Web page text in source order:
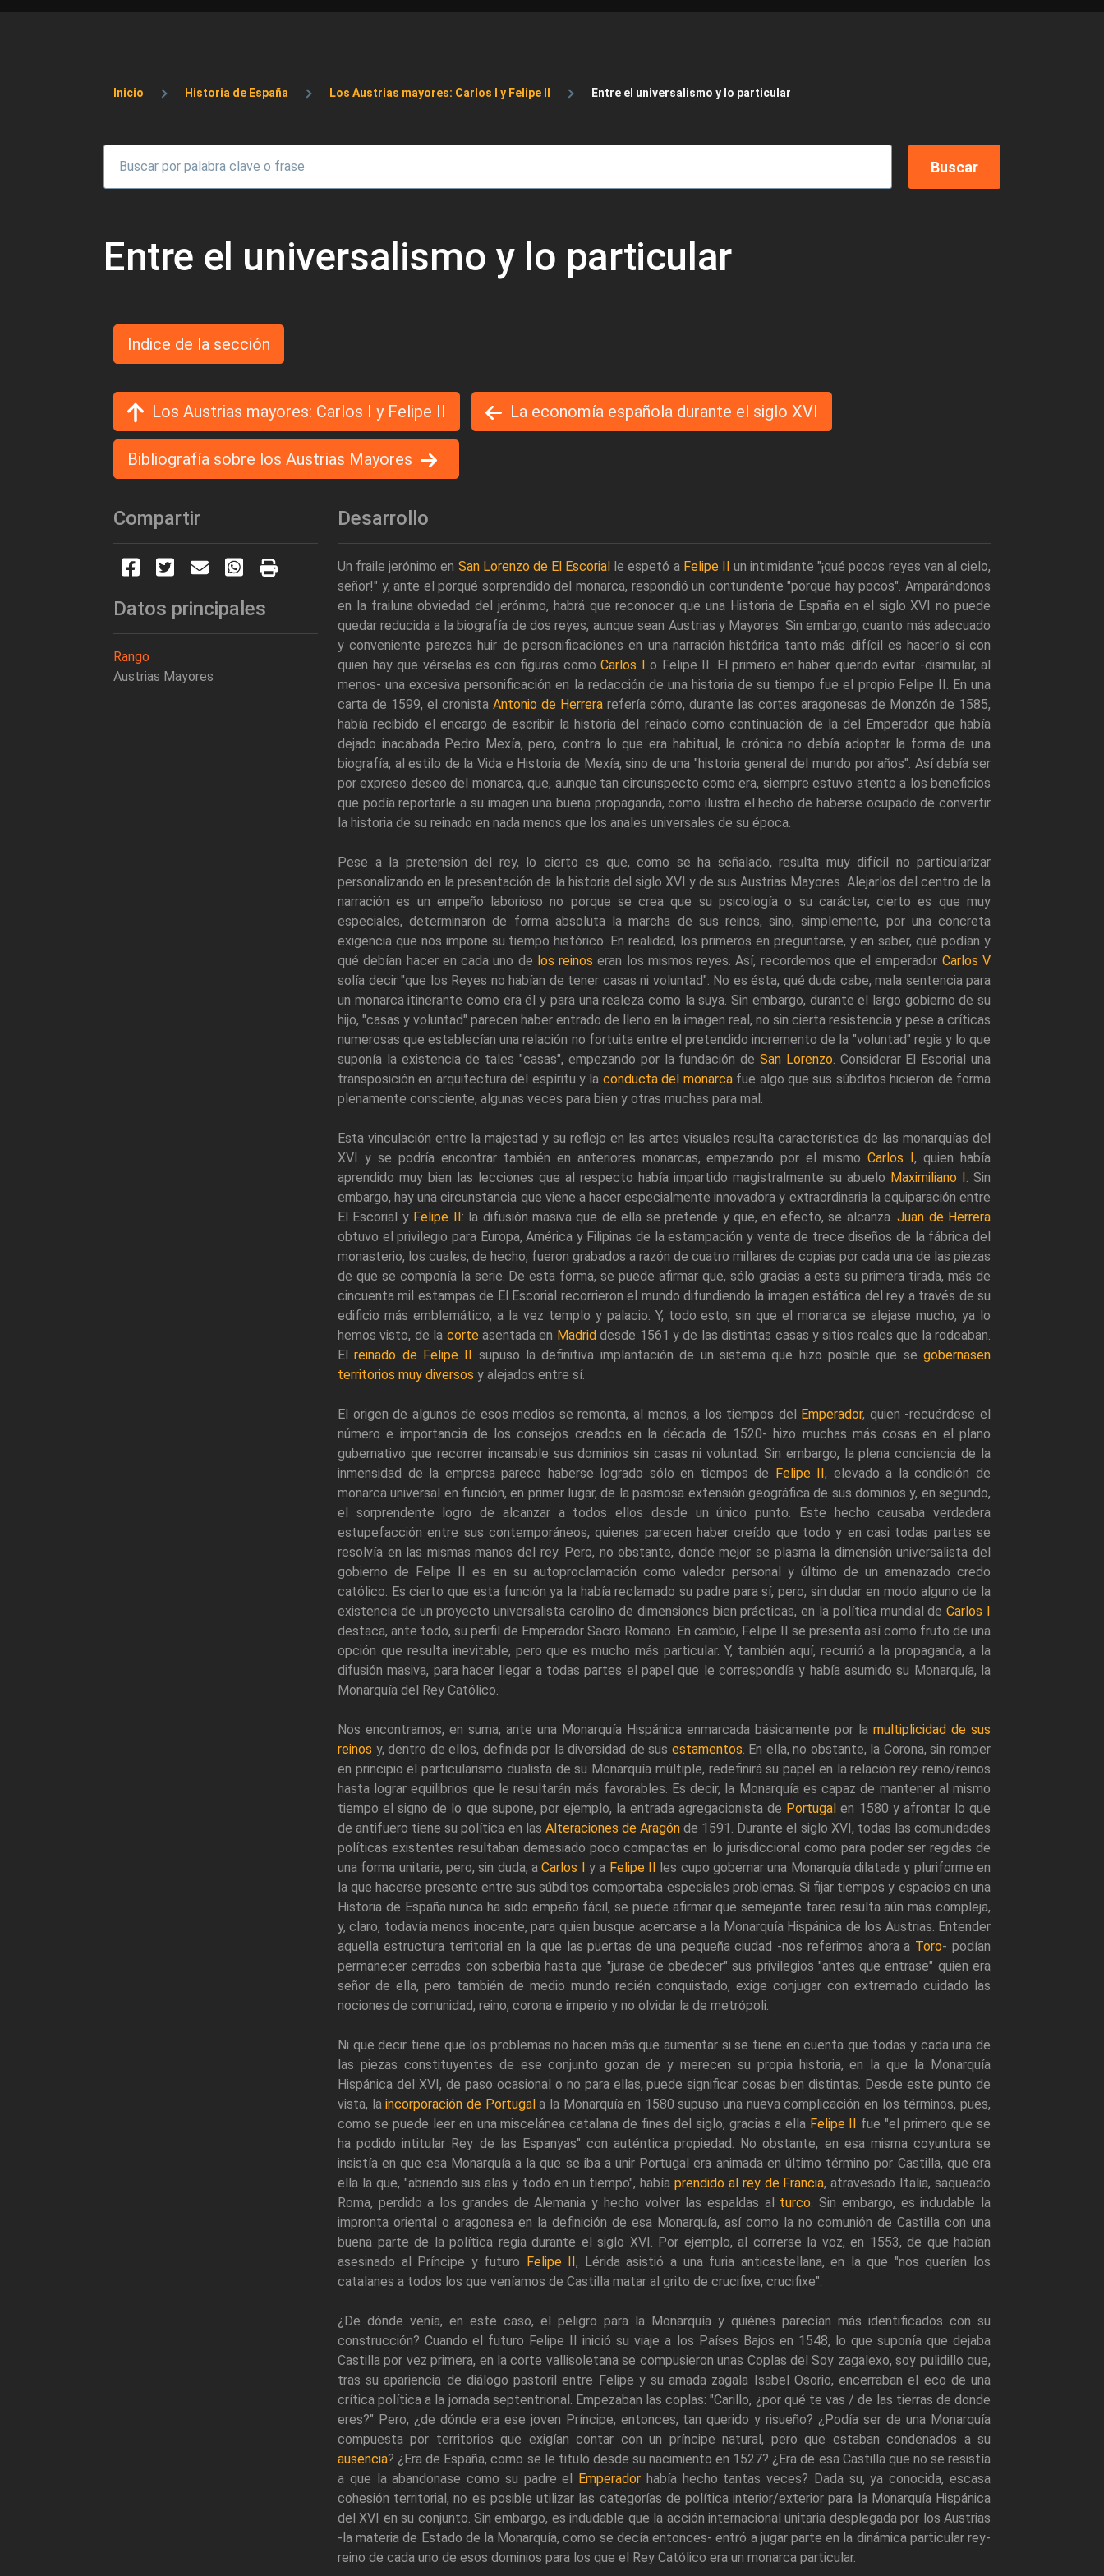
Sobrescribir enlaces de ayuda a la navegación
Inicio Historia de España Los Austrias mayores: Carlos I y Felipe II Entre el universalismo y lo particular
Entre el universalismo y lo particular
Indice de la sección
Los Austrias mayores: Carlos I y Felipe II La economía española durante el siglo XVI
Bibliografía sobre los Austrias Mayores
Compartir
Datos principales
Rango
Austrias Mayores
Desarrollo
Un fraile jerónimo en San Lorenzo de El Escorial le espetó a Felipe II un intimidante "¡qué pocos reyes van al cielo,
señor!" y, ante el porqué sorprendido del monarca, respondió un contundente "porque hay pocos". Amparándonos
en la frailuna obviedad del jerónimo, habrá que reconocer que una Historia de España en el siglo XVI no puede
quedar reducida a la biografía de dos reyes, aunque sean Austrias y Mayores. Sin embargo, cuanto más adecuado
y conveniente parezca huir de personificaciones en una narración histórica tanto más difícil es hacerlo si con
quien hay que vérselas es con figuras como Carlos I o Felipe II. El primero en haber querido evitar -disimular, al
menos- una excesiva personificación en la redacción de una historia de su tiempo fue el propio Felipe II. En una
carta de 1599, el cronista Antonio de Herrera refería cómo, durante las cortes aragonesas de Monzón de 1585,
había recibido el encargo de escribir la historia del reinado como continuación de la del Emperador que había
dejado inacabada Pedro Mexía, pero, contra lo que era habitual, la crónica no debía adoptar la forma de una
biografía, al estilo de la Vida e Historia de Mexía, sino de una "historia general del mundo por años". Así debía ser
por expreso deseo del monarca, que, aunque tan circunspecto como era, siempre estuvo atento a los beneficios
que podía reportarle a su imagen una buena propaganda, como ilustra el hecho de haberse ocupado de convertir
la historia de su reinado en nada menos que los anales universales de su época.
Pese a la pretensión del rey, lo cierto es que, como se ha señalado, resulta muy difícil no particularizar
personalizando en la presentación de la historia del siglo XVI y de sus Austrias Mayores. Alejarlos del centro de la
narración es un empeño laborioso no porque se crea que su psicología o su carácter, cierto es que muy
especiales, determinaron de forma absoluta la marcha de sus reinos, sino, simplemente, por una concreta
exigencia que nos impone su tiempo histórico. En realidad, los primeros en preguntarse, y en saber, qué podían y
qué debían hacer en cada uno de los reinos eran los mismos reyes. Así, recordemos que el emperador Carlos V
solía decir "que los Reyes no habían de tener casas ni voluntad". No es ésta, qué duda cabe, mala sentencia para
un monarca itinerante como era él y para una realeza como la suya. Sin embargo, durante el largo gobierno de su
hijo, "casas y voluntad" parecen haber entrado de lleno en la imagen real, no sin cierta resistencia y pese a críticas
numerosas que establecían una relación no fortuita entre el pretendido incremento de la "voluntad" regia y lo que
suponía la existencia de tales "casas", empezando por la fundación de San Lorenzo. Considerar El Escorial una
transposición en arquitectura del espíritu y la conducta del monarcafue algo que sus súbditos hicieron de forma
plenamente consciente, algunas veces para bien y otras muchas para mal.
Esta vinculación entre la majestad y su reflejo en las artes visuales resulta característica de las monarquías del
XVI y se podría encontrar también en anteriores monarcas, empezando por el mismoCarlos I, quien había
aprendido muy bien las lecciones que al respecto había impartido magistralmente su abuelo Maximiliano I. Sin
embargo, hay una circunstancia que viene a hacer especialmente innovadora y extraordinaria la equiparación entre
El Escorial y Felipe II: la difusión masiva que de ella se pretende y que, en efecto, se alcanza.Juan de Herrera
obtuvo el privilegio para Europa, América y Filipinas de la estampación y venta de trece diseños de la fábrica del
monasterio, los cuales, de hecho, fueron grabados a razón de cuatro millares de copias por cada una de las piezas
de que se componía la serie. De esta forma, se puede afirmar que, sólo gracias a esta su primera tirada, más de
cincuenta mil estampas de El Escorial recorrieron el mundo difundiendo la imagen estática del rey a través de su
edificio más emblemático, a la vez templo y palacio. Y, todo esto, sin que el monarca se alejase mucho, ya lo
hemos visto, de la corte asentada en Madriddesde 1561 y de las distintas casas y sitios reales que la rodeaban.
Elreinado de Felipe II supuso la definitiva implantación de un sistema que hizo posible que segobernasen
territorios muy diversos y alejados entre sí.
El origen de algunos de esos medios se remonta, al menos, a los tiempos del Emperador, quien -recuérdese el
número e importancia de los consejos creados en la década de 1520- hizo muchas más cosas en el plano
gubernativo que recorrer incansable sus dominios sin casas ni voluntad. Sin embargo, la plena conciencia de la
inmensidad de la empresa parece haberse logrado sólo en tiempos de Felipe II, elevado a la condición de
monarca universal en función, en primer lugar, de la pasmosa extensión geográfica de sus dominios y, en segundo,
el sorprendente logro de alcanzar a todos ellos desde un único punto. Este hecho causaba verdadera
estupefacción entre sus contemporáneos, quienes parecen haber creído que todo y en casi todas partes se
resolvía en las mismas manos del rey. Pero, no obstante, donde mejor se plasma la dimensión universalista del
gobierno de Felipe II es en su autoproclamación como valedor personal y último de un amenazado credo
católico. Es cierto que esta función ya la había reclamado su padre para sí, pero, sin dudar en modo alguno de la
existencia de un proyecto universalista carolino de dimensiones bien prácticas, en la política mundial deCarlos I
destaca, ante todo, su perfil de Emperador Sacro Romano. En cambio, Felipe II se presenta así como fruto de una
opción que resulta inevitable, pero que es mucho más particular. Y, también aquí, recurrió a la propaganda, a la
difusión masiva, para hacer llegar a todas partes el papel que le correspondía y había asumido su Monarquía, la
Monarquía del Rey Católico.
Nos encontramos, en suma, ante una Monarquía Hispánica enmarcada básicamente por la multiplicidad de sus
reinos y, dentro de ellos, definida por la diversidad de sus estamentos. En ella, no obstante, la Corona, sin romper
en principio el particularismo dualista de su Monarquía múltiple, redefinirá su papel en la relación rey-reino/reinos
hasta lograr equilibrios que le resultarán más favorables. Es decir, la Monarquía es capaz de mantener al mismo
tiempo el signo de lo que supone, por ejemplo, la entrada agregacionista de Portugal en 1580 y afrontar lo que
de antifuero tiene su política en las Alteraciones de Aragón de 1591. Durante el siglo XVI, todas las comunidades
políticas existentes resultaban demasiado poco compactas en lo jurisdiccional como para poder ser regidas de
una forma unitaria, pero, sin duda, aCarlos I y a Felipe II les cupo gobernar una Monarquía dilatada y pluriforme en
la que hacerse presente entre sus súbditos comportaba especiales problemas. Si fijar tiempos y espacios en una
Historia de España nunca ha sido empeño fácil, se puede afirmar que semejante tarea resulta aún más compleja,
y, claro, todavía menos inocente, para quien busque acercarse a la Monarquía Hispánica de los Austrias. Entender
aquella estructura territorial en la que las puertas de una pequeña ciudad -nos referimos ahora a Toro- podían
permanecer cerradas con soberbia hasta que "jurase de obedecer" sus privilegios "antes que entrase" quien era
señor de ella, pero también de medio mundo recién conquistado, exige conjugar con extremado cuidado las
nociones de comunidad, reino, corona e imperio y no olvidar la de metrópoli.
Ni que decir tiene que los problemas no hacen más que aumentar si se tiene en cuenta que todas y cada una de
las piezas constituyentes de ese conjunto gozan de y merecen su propia historia, en la que la Monarquía
Hispánica del XVI, de paso ocasional o no para ellas, puede significar cosas bien distintas. Desde este punto de
vista, laincorporación de Portugala la Monarquía en 1580 supuso una nueva complicación en los términos, pues,
como se puede leer en una miscelánea catalana de fines del siglo, gracias a ella Felipe II fue "el primero que se
ha podido intitular Rey de las Espanyas" con auténtica propiedad. No obstante, en esa misma coyuntura se
insistía en que esa Monarquía a la que se iba a unir Portugal era animada en último término por Castilla, que era
ella la que, "abriendo sus alas y todo en un tiempo", habíaprendido al rey de Francia, atravesado Italia, saqueado
Roma, perdido a los grandes de Alemania y hecho volver las espaldas al turco. Sin embargo, es indudable la
impronta oriental o aragonesa en la definición de esa Monarquía, así como la no comunión de Castilla con una
buena parte de la política regia durante el siglo XVI. Por ejemplo, al correrse la voz, en 1553, de que habían
asesinado al Príncipe y futuro Felipe II, Lérida asistió a una furia anticastellana, en la que "nos querían los
catalanes a todos los que veníamos de Castilla matar al grito de crucifixe, crucifixe".
¿De dónde venía, en este caso, el peligro para la Monarquía y quiénes parecían más identificados con su
construcción? Cuando el futuro Felipe II inició su viaje a los Países Bajos en 1548, lo que suponía que dejaba
Castilla por vez primera, en la corte vallisoletana se compusieron unas Coplas del Soy zagalexo, soy pulidillo que,
tras su apariencia de diálogo pastoril entre Felipe y su amada zagala Isabel Osorio, encerraban el eco de una
crítica política a la jornada septentrional. Empezaban las coplas: "Carillo, ¿por qué te vas / de las tierras de donde
eres?" Pero, ¿de dónde era ese joven Príncipe, entonces, tan querido y risueño? ¿Podía ser de una Monarquía
compuesta por territorios que exigían contar con un príncipe natural, pero que estaban condenados a su
ausencia? ¿Era de España, como se le tituló desde su nacimiento en 1527? ¿Era de esa Castilla que no se resistía
a que la abandonase como su padre el Emperador había hecho tantas veces? Dada su, ya conocida, escasa
cohesión territorial, no es posible utilizar las categorías de política interior/exterior para la Monarquía Hispánica
del XVI en su conjunto. Sin embargo, es indudable que la acción internacional unitaria desplegada por los Austrias
-la materia de Estado de la Monarquía, como se decía entonces- entró a jugar parte en la dinámica particular rey-
reino de cada uno de esos dominios para los que el Rey Católico era un monarca particular.